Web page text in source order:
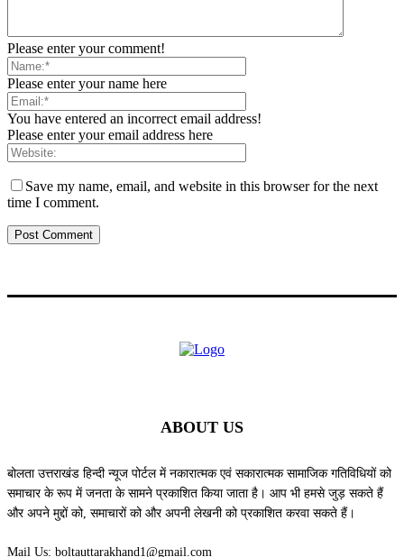
Please enter your comment!
Please enter your name here
You have entered an incorrect email address!
Please enter your email address here
Save my name, email, and website in this browser for the next
time I comment.
ABOUT US
बोलता उत्तराखंड हिन्दी न्यूज पोर्टल में नकारात्मक एवं सकारात्मक सामाजिक गतिविधियों को
समाचार के रूप में जनता के सामने प्रकाशित किया जाता है। आप भी हमसे जुड़ सकते हैं
और अपने मुद्दों को, समाचारों को और अपनी लेखनी को प्रकाशित करवा सकते हैं।
Mail Us: boltauttarakhand1@gmail.com